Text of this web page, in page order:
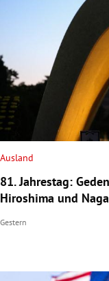
Ausland
81. Jahrestag:
Hiroshima und
Gestern